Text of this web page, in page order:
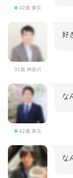
42歳 東京
31歳 神奈川
好
42歳 東京
な
な